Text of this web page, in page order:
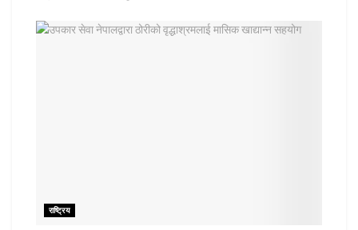
राष्ट्रिय